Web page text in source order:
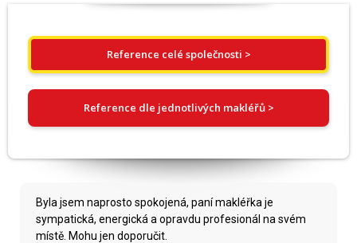
Reference celé společnosti >
Reference dle jednotlivých makléřů >
Byla jsem naprosto spokojená, paní makléřka je
sympatická, energická a opravdu profesionál na svém
místě. Mohu jen doporučit.